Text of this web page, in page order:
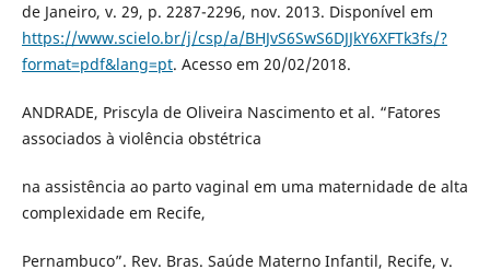
de Janeiro, v. 29, p. 2287-2296, nov. 2013. Disponível em
https://www.scielo.br/j/csp/a/BHJvS6SwS6DJJkY6XFTk3fs/?
format=pdf&lang=pt. Acesso em 20/02/2018.
ANDRADE, Priscyla de Oliveira Nascimento et al. “Fatores
associados à violência obstétrica
na assistência ao parto vaginal em uma maternidade de alta
complexidade em Recife,
Pernambuco”. Rev. Bras. Saúde Materno Infantil, Recife, v.